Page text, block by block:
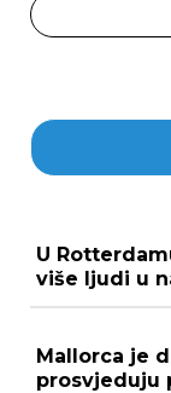
U
više ljudi u
Mallorca je
prosvjeduju